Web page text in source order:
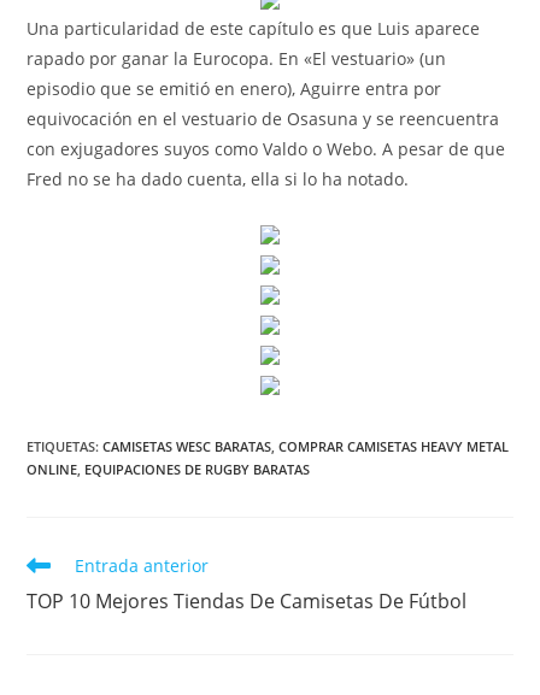
Una particularidad de este capítulo es que Luis aparece
rapado por ganar la Eurocopa. En «El vestuario» (un
episodio que se emitió en enero), Aguirre entra por
equivocación en el vestuario de Osasuna y se reencuentra
con exjugadores suyos como Valdo o Webo. A pesar de que
Fred no se ha dado cuenta, ella si lo ha notado.
ETIQUETAS:CAMISETAS WESC BARATAS, COMPRAR CAMISETAS HEAVY METAL
ONLINE, EQUIPACIONES DE RUGBY BARATAS
Leer
artículos
Entrada anterior
TOP 10 Mejores Tiendas De Camisetas De Fútbol